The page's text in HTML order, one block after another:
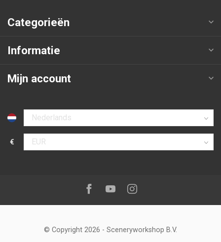
Categorieën
Informatie
Mijn account
Selecteer taal
€
Selecteer valuta
Volg ons op:Facebook
YoutubeInstagram
© Copyright 2026 - Sceneryworkshop B.V.